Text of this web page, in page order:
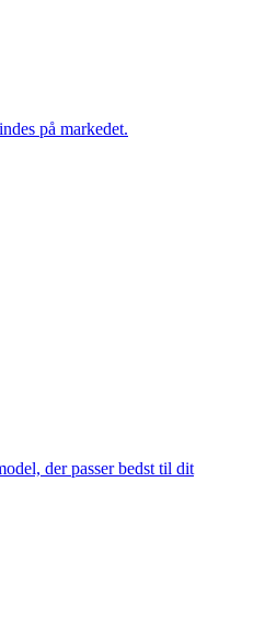
på markedet.
der passer bedst til dit